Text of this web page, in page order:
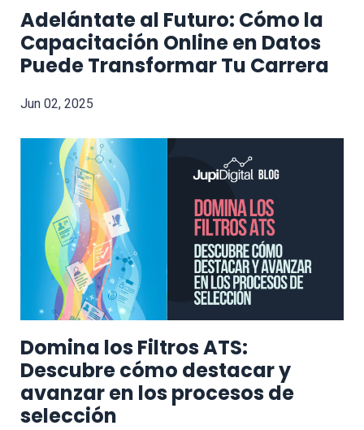
Adelántate al Futuro: Cómo la
Capacitación Online en Datos
Puede Transformar Tu Carrera
Jun 02, 2025
Domina los Filtros ATS:
Descubre cómo destacar y
avanzar en los procesos de
selección